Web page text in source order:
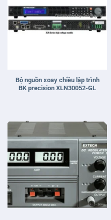
Bộ nguồn xoay chiều lập trình
BK precision XLN30052-GL